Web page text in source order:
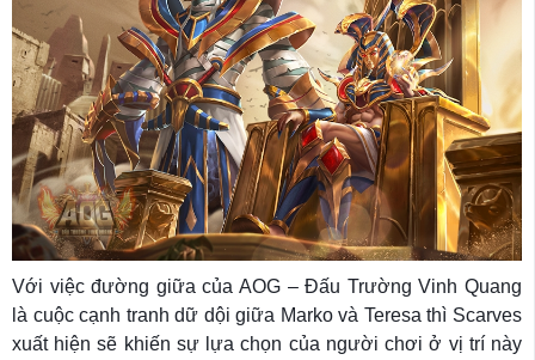
Với việc đường giữa của AOG – Đấu Trường Vinh Quang
là cuộc cạnh tranh dữ dội giữa Marko và Teresa thì Scarves
xuất hiện sẽ khiến sự lựa chọn của người chơi ở vị trí này